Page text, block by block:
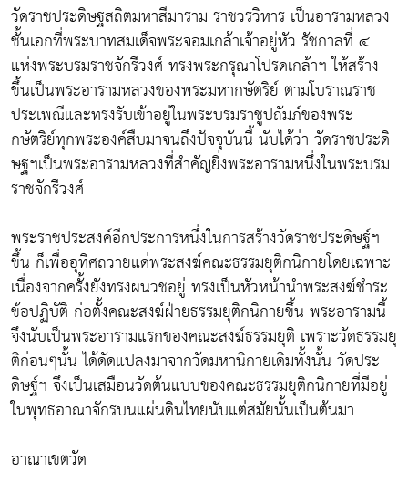
วัดราชประดิษฐสถิตมหาสีมาราม ราชวรวิหาร เป็นอารามหลวง
ชั้นเอกที่พระบาทสมเด็จพระจอมเกล้าเจ้าอยู่หัว รัชกาลที่ ๔
แห่งพระบรมราชจักรีวงศ์ ทรงพระกรุณาโปรดเกล้าฯ ให้สร้าง
ขึ้นเป็นพระอารามหลวงของพระมหากษัตริย์ ตามโบราณราช
ประเพณีและทรงรับเข้าอยู่ในพระบรมราชูปถัมภ์ของพระ
กษัตริย์ทุกพระองค์สืบมาจนถึงปัจจุบันนี้ นับได้ว่า วัดราชประดิ
ษฐฯเป็นพระอารามหลวงที่สำคัญยิ่งพระอารามหนึ่งในพระบรม
ราชจักรีวงศ์
พระราชประสงค์อีกประการหนึ่งในการสร้างวัดราชประดิษฐ์ฯ
ขึ้น ก็เพื่ออุทิศถวายแด่พระสงฆ์คณะธรรมยุติกนิกายโดยเฉพาะ
เนื่องจากครั้งยังทรงผนวชอยู่ ทรงเป็นหัวหน้านำพระสงฆ์ชำระ
ข้อปฏิบัติ ก่อตั้งคณะสงฆ์ฝ่ายธรรมยุติกนิกายขึ้น พระอารามนี้
จึงนับเป็นพระอารามแรกของคณะสงฆ์ธรรมยุติ เพราะวัดธรรมยุ
ติก่อนๆนั้น ได้ดัดแปลงมาจากวัดมหานิกายเดิมทั้งนั้น วัดประ
ดิษฐ์ฯ จึงเป็นเสมือนวัดต้นแบบของคณะธรรมยุติกนิกายที่มีอยู่
ในพุทธอาณาจักรบนแผ่นดินไทยนับแต่สมัยนั้นเป็นต้นมา
อาณาเขตวัด